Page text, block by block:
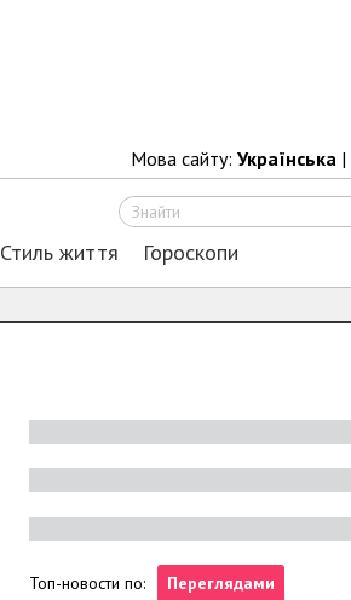
Мова сайту: Українська |
Стиль життя Гороскопи
Топ-новости по: Переглядами